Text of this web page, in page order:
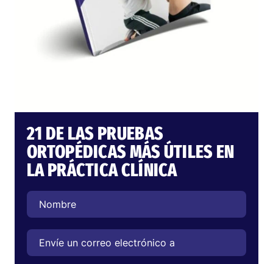
21 DE LAS PRUEBAS
ORTOPÉDICAS MÁS ÚTILES EN
LA PRÁCTICA CLÍNICA